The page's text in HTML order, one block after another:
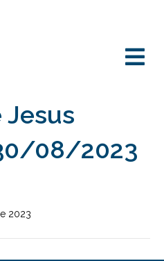
08/2023
2023